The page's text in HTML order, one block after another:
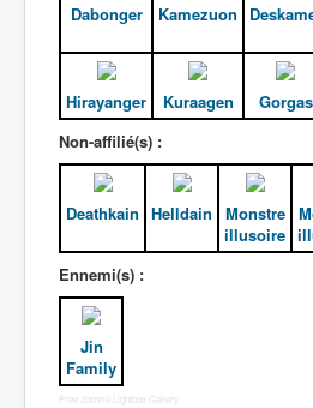
Dabonger Kamezuon
Hirayanger Kuraagen Gorgas
Non-affilié(s) :
Deathkain Helldain
Monstre
illusoire
Ennemi(s) :
Jin
Family
Free Joomla Lightbox Gallery